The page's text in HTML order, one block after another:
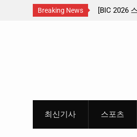
Breaking News
부산인디커넥트페스티벌 출품 인디
최신기사 스포츠